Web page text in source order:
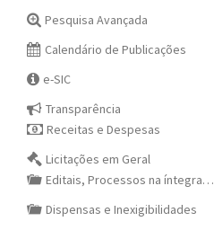
Pesquisa Avançada
Calendário de Publicações
e-SIC
Transparência
Receitas e Despesas
Licitações em Geral
Editais, Processos na íntegra…
Dispensas e Inexigibilidades